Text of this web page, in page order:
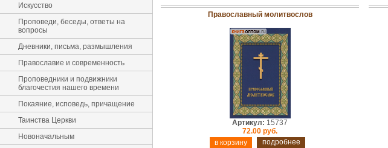
Искусство
Проповеди, беседы, ответы на
вопросы
Дневники, письма, размышления
Православие и современность
Проповедники и подвижники
благочестия нашего времени
Покаяние, исповедь, причащение
Таинства Церкви
Новоначальным
Православный молитвослов
Артикул: 15737
72.00 руб.
подробнее